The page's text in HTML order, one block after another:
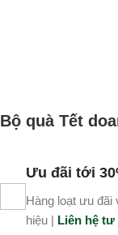
Bộ quà Tết
Ưu đãi tới
Hàng loạt ưu
hiệu | Liên hệ tư